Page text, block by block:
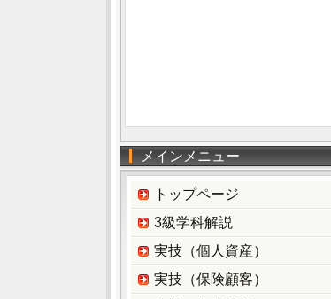
メインメニュー
トップページ
3級学科解説
実技（個人資産）
実技（保険顧客）